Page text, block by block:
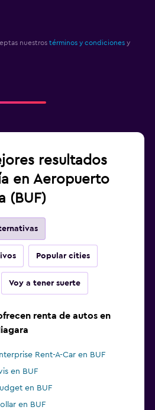
nuestros términos y condiciones y
resultados
en Aeropuerto
(BUF)
Popular cities
Voy a tener suerte
renta de autos en
Rent-A-Car en BUF
en BUF
en BUF
en BUF